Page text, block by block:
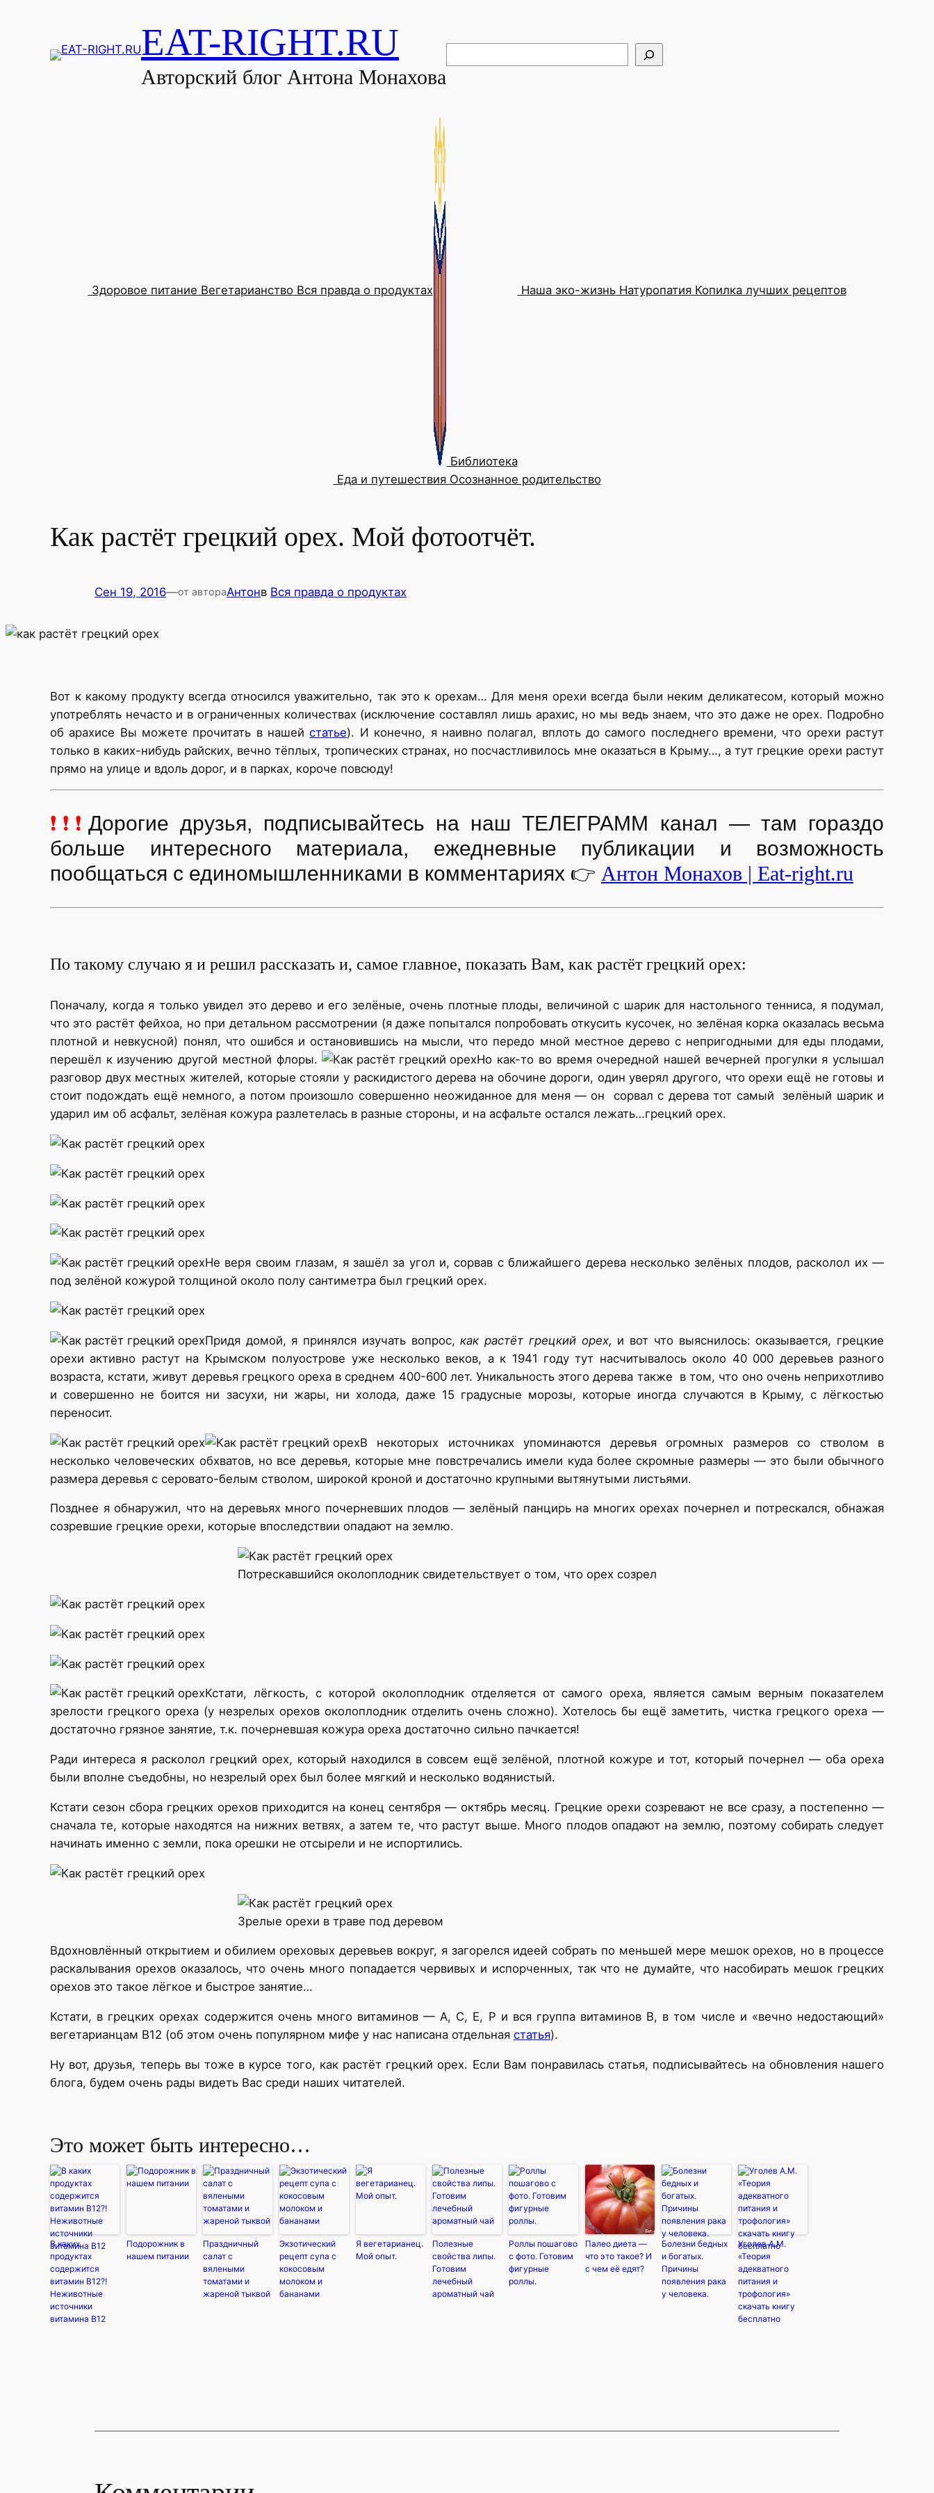
EAT-RIGHT.RU
Авторский блог Антона Монахова
Здоровое питание ВегетарианствоВся правда о продуктах
Библиотека
Наша эко-жизньНатуропатияКопилка лучших рецептов
Еда и путешествияОсознанное родительство
Как растёт грецкий орех. Мой фотоотчёт.
Сен 19, 2016—от автораАнтонв Вся правда о продуктах
Вот к какому продукту всегда относился уважительно, так это к орехам… Для меня орехи всегда были неким деликатесом, который можно
употреблять нечасто и в ограниченных количествах (исключение составлял лишь арахис, но мы ведь знаем, что это даже не орех. Подробно
об арахисе Вы можете прочитать в нашейстатье). И конечно, я наивно полагал, вплоть до самого последнего времени, что орехи растут
только в каких-нибудь райских, вечно тёплых, тропических странах, но посчастливилось мне оказаться в Крыму…, а тут грецкие орехи растут
прямо на улице и вдоль дорог, и в парках, короче повсюду!
❗❗❗ Дорогие друзья, подписывайтесь на наш ТЕЛЕГРАММ канал — там гораздо
больше интересного материала, ежедневные публикации и возможность
пообщаться с единомышленниками в комментариях 👉 Антон Монахов | Eat-right.ru
По такому случаю я и решил рассказать и, самое главное, показать Вам, как растёт грецкий орех:
Поначалу, когда я только увидел это дерево и его зелёные, очень плотные плоды, величиной с шарик для настольного тенниса, я подумал,
что это растёт фейхоа, но при детальном рассмотрении (я даже попытался попробовать откусить кусочек, но зелёная корка оказалась весьма
плотной и невкусной) понял, что ошибся и остановившись на мысли, что передо мной местное дерево с непригодными для еды плодами,
перешёл к изучению другой местной флоры.
Но как-то во время очередной нашей вечерней прогулки я услышал
разговор двух местных жителей, которые стояли у раскидистого дерева на обочине дороги, один уверял другого, что орехи ещё не готовы и
стоит подождать ещё немного, а потом произошло совершенно неожиданное для меня — он сорвал с дерева тот самый зелёный шарик и
ударил им об асфальт, зелёная кожура разлетелась в разные стороны, и на асфальте остался лежать…грецкий орех.
Не веря своим глазам, я зашёл за угол и, сорвав с ближайшего дерева несколько зелёных плодов, расколол их —
под зелёной кожурой толщиной около полу сантиметра был грецкий орех.
Придя домой, я принялся изучать вопрос,как растёт грецкий орех, и вот что выяснилось: оказывается, грецкие
орехи активно растут на Крымском полуострове уже несколько веков, а к 1941 году тут насчитывалось около 40 000 деревьев разного
возраста, кстати, живут деревья грецкого ореха в среднем 400-600 лет. Уникальность этого дерева также в том, что оно очень неприхотливо
и совершенно не боится ни засухи, ни жары, ни холода, даже 15 градусные морозы, которые иногда случаются в Крыму, с лёгкостью
переносит.
В некоторых источниках упоминаются деревья огромных размеров со стволом в
несколько человеческих обхватов, но все деревья, которые мне повстречались имели куда более скромные размеры — это были обычного
размера деревья с серовато-белым стволом, широкой кроной и достаточно крупными вытянутыми листьями.
Позднее я обнаружил, что на деревьях много почерневших плодов — зелёный панцирь на многих орехах почернел и потрескался, обнажая
созревшие грецкие орехи, которые впоследствии опадают на землю.
Потрескавшийся околоплодник свидетельствует о том, что орех созрел
Кстати, лёгкость, с которой околоплодник отделяется от самого ореха, является самым верным показателем
зрелости грецкого ореха (у незрелых орехов околоплодник отделить очень сложно). Хотелось бы ещё заметить, чистка грецкого ореха —
достаточно грязное занятие, т.к. почерневшая кожура ореха достаточно сильно пачкается!
Ради интереса я расколол грецкий орех, который находился в совсем ещё зелёной, плотной кожуре и тот, который почернел — оба ореха
были вполне съедобны, но незрелый орех был более мягкий и несколько водянистый.
Кстати сезон сбора грецких орехов приходится на конец сентября — октябрь месяц. Грецкие орехи созревают не все сразу, а постепенно —
сначала те, которые находятся на нижних ветвях, а затем те, что растут выше. Много плодов опадают на землю, поэтому собирать следует
начинать именно с земли, пока орешки не отсырели и не испортились.
Зрелые орехи в траве под деревом
Вдохновлённый открытием и обилием ореховых деревьев вокруг, я загорелся идеей собрать по меньшей мере мешок орехов, но в процессе
раскалывания орехов оказалось, что очень много попадается червивых и испорченных, так что не думайте, что насобирать мешок грецких
орехов это такое лёгкое и быстрое занятие…
Кстати, в грецких орехах содержится очень много витаминов — А, С, Е, Р и вся группа витаминов В, в том числе и «вечно недостающий»
вегетарианцам В12 (об этом очень популярном мифе у нас написана отдельная статья).
Ну вот, друзья, теперь вы тоже в курсе того, как растёт грецкий орех. Если Вам понравилась статья, подписывайтесь на обновления нашего
блога, будем очень рады видеть Вас среди наших читателей.
Это может быть интересно…
В каких
продуктах
содержится
витамин В12?!
Неживотные
источники
витамина В12
Подорожник в
нашем питании
Праздничный
салат с
вялеными
томатами и
жареной тыквой
Экзотический
рецепт супа с
кокосовым
молоком и
бананами
Я вегетарианец.
Мой опыт.
Полезные
свойства липы.
Готовим
лечебный
ароматный чай
Роллы пошагово
с фото. Готовим
фигурные
роллы.
Палео диета —
что это такое? И
с чем её едят?
Болезни бедных
и богатых.
Причины
появления рака
у человека.
Уголев А.М.
«Теория
адекватного
питания и
трофология»
скачать книгу
бесплатно